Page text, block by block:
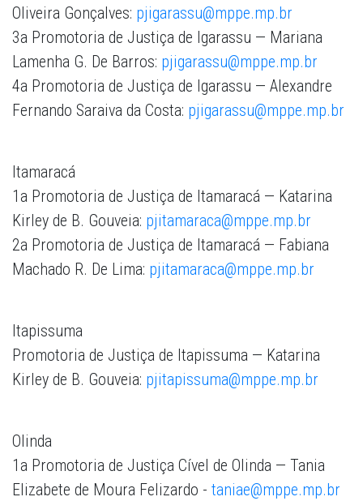
Oliveira Gonçalves: pjigarassu@mppe.mp.br
3a Promotoria de Justiça de Igarassu — Mariana
Lamenha G. De Barros: pjigarassu@mppe.mp.br
4a Promotoria de Justiça de Igarassu — Alexandre
Fernando Saraiva da Costa: pjigarassu@mppe.mp.br
Itamaracá
1a Promotoria de Justiça de Itamaracá — Katarina
Kirley de B. Gouveia: pjitamaraca@mppe.mp.br
2a Promotoria de Justiça de Itamaracá — Fabiana
Machado R. De Lima: pjitamaraca@mppe.mp.br
Itapissuma
Promotoria de Justiça de Itapissuma — Katarina
Kirley de B. Gouveia: pjitapissuma@mppe.mp.br
Olinda
1a Promotoria de Justiça Cível de Olinda — Tania
Elizabete de Moura Felizardo - taniae@mppe.mp.br